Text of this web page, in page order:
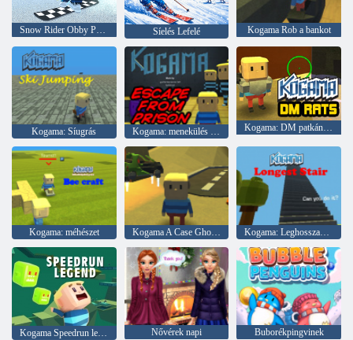
Snow Rider Obby Parkour Síelés Lefelé Kogama Rob a bankot
Kogama: Síugrás Kogama: menekülés a börtönből Kogama: DM patkányok
Kogama: méhészet Kogama A Case Ghost ház
Kogama Speedrun legenda Nővérek napi Buborékpingvinek